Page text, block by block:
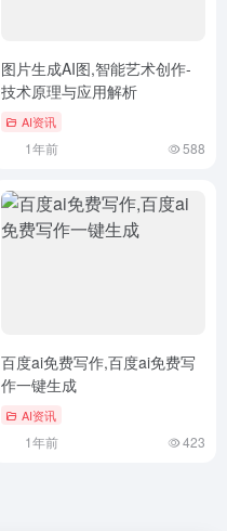
图片生成AI图,智能艺术创作-
技术原理与应用解析
AI资讯
1年前 588
百度ai免费写作,百度ai免费写
作一键生成
AI资讯
1年前 423